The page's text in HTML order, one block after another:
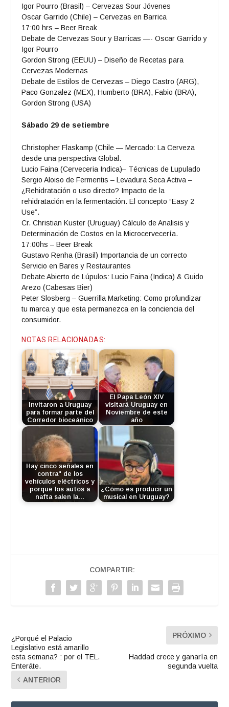
Igor Pourro (Brasil) – Cervezas Sour Jóvenes
Oscar Garrido (Chile) – Cervezas en Barrica
17:00 hrs – Beer Break
Debate de Cervezas Sour y Barricas —- Oscar Garrido y
Igor Pourro
Gordon Strong (EEUU) – Diseño de Recetas para
Cervezas Modernas
Debate de Estilos de Cervezas – Diego Castro (ARG),
Paco Gonzalez (MEX), Humberto (BRA), Fabio (BRA),
Gordon Strong (USA)
Sábado 29 de setiembre
Christopher Flaskamp (Chile — Mercado: La Cerveza
desde una perspectiva Global.
Lucio Faina (Cerveceria Indica)– Técnicas de Lupulado
Sergio Aloiso de Fermentis – Levadura Seca Activa –
¿Rehidratación o uso directo? Impacto de la
rehidratación en la fermentación. El concepto “Easy 2
Use”.
Cr. Christian Kuster (Uruguay) Cálculo de Analisis y
Determinación de Costos en la Microcervecería.
17:00hs – Beer Break
Gustavo Renha (Brasil) Importancia de un correcto
Servicio en Bares y Restaurantes
Debate Abierto de Lúpulos: Lucio Faina (Indica) & Guido
Arezo (Cabesas Bier)
Peter Slosberg – Guerrilla Marketing: Como profundizar
tu marca y que esta permanezca en la conciencia del
consumidor.
NOTAS RELACIONADAS:
Invitaron a Uruguay
para formar parte del
Corredor bioceánico
El Papa León XIV
visitará Uruguay en
Noviembre de este
año
Hay cinco señales en
contra" de los
vehículos eléctricos y
porque los autos a
nafta salen la…
¿Cómo es producir un
musical en Uruguay?
COMPARTIR:
¿Porqué el Palacio
Legislativo está amarillo
esta semana? : por el TEL.
Enteráte.
ANTERIOR
PRÓXIMO
Haddad crece y ganaría en
segunda vuelta